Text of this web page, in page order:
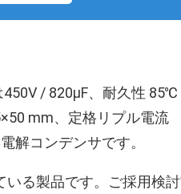
450V / 820µF、耐久性 85℃
mm、定格リプル電流
解コンデンサです。
いる製品です。ご採用検